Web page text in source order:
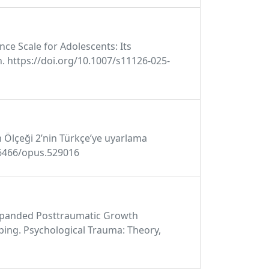
Scale for Adolescents: Its
https://doi.org/10.1007/s11126-025-
2’nin Türkçe’ye uyarlama
opus.529016
Posttraumatic Growth
Psychological Trauma: Theory,